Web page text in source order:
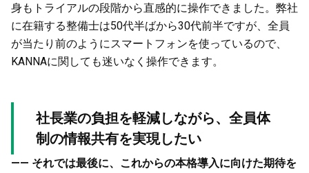
身もトライアルの段階から直感的に操作できました。弊社
に在籍する整備士は50代半ばから30代前半ですが、全員
が当たり前のようにスマートフォンを使っているので、
KANNAに関しても迷いなく操作できます。
社長業の負担を軽減しながら、全員体
制の情報共有を実現したい
—— それでは最後に、これからの本格導入に向けた期待を